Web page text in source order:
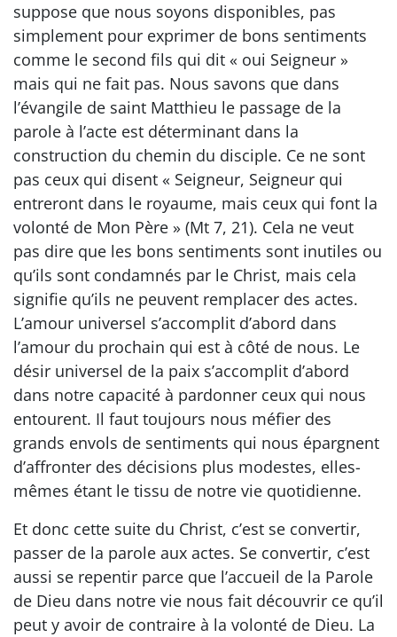
suppose que nous soyons disponibles, pas
simplement pour exprimer de bons sentiments
comme le second fils qui dit « oui Seigneur »
mais qui ne fait pas. Nous savons que dans
l’évangile de saint Matthieu le passage de la
parole à l’acte est déterminant dans la
construction du chemin du disciple. Ce ne sont
pas ceux qui disent « Seigneur, Seigneur qui
entreront dans le royaume, mais ceux qui font la
volonté de Mon Père » (Mt 7, 21). Cela ne veut
pas dire que les bons sentiments sont inutiles ou
qu’ils sont condamnés par le Christ, mais cela
signifie qu’ils ne peuvent remplacer des actes.
L’amour universel s’accomplit d’abord dans
l’amour du prochain qui est à côté de nous. Le
désir universel de la paix s’accomplit d’abord
dans notre capacité à pardonner ceux qui nous
entourent. Il faut toujours nous méfier des
grands envols de sentiments qui nous épargnent
d’affronter des décisions plus modestes, elles-
mêmes étant le tissu de notre vie quotidienne.
Et donc cette suite du Christ, c’est se convertir,
passer de la parole aux actes. Se convertir, c’est
aussi se repentir parce que l’accueil de la Parole
de Dieu dans notre vie nous fait découvrir ce qu’il
peut y avoir de contraire à la volonté de Dieu. La